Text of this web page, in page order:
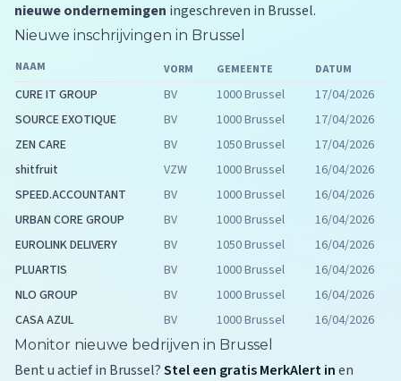
nieuwe ondernemingen ingeschreven in Brussel.
Nieuwe inschrijvingen in Brussel
NAAM VORM GEMEENTE DATUM
CURE IT GROUP BV 1000 Brussel
17/04/2026
SOURCE EXOTIQUE
BV 1000 Brussel
17/04/2026
ZEN CARE
BV 1050 Brussel
17/04/2026
shitfruit
VZW 1000 Brussel
16/04/2026
SPEED.ACCOUNTANT
BV 1000 Brussel
16/04/2026
URBAN CORE GROUP
BV 1000 Brussel
16/04/2026
EUROLINK DELIVERY
BV 1050 Brussel
16/04/2026
PLUARTIS
BV 1000 Brussel
16/04/2026
NLO GROUP
BV 1000 Brussel
16/04/2026
CASA AZUL
BV 1000 Brussel 16/04/2026
Monitor nieuwe bedrijven in Brussel
Bent u actief in Brussel?Stel een gratis MerkAlert inen